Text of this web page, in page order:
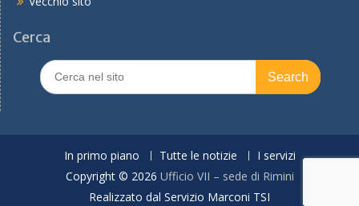
Cerca
Search
for:
In primo piano Tutte le notizie
I servizi
Copyright © 2026 Ufficio VII – sede di Rimini
Realizzato dal Servizio Marconi TSI